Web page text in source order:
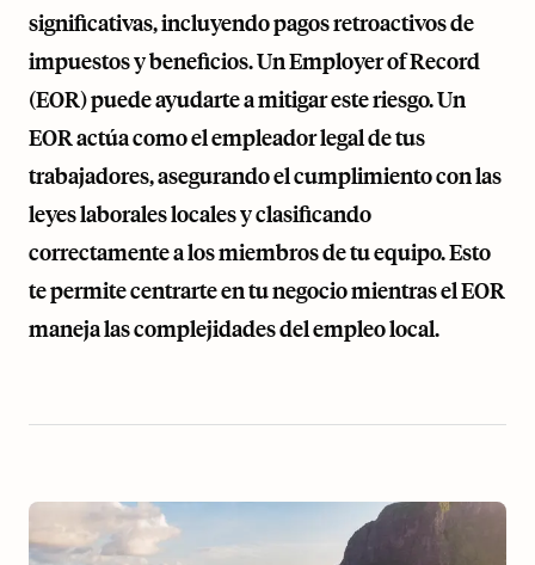
significativas, incluyendo pagos retroactivos de
impuestos y beneficios. Un Employer of Record
(EOR) puede ayudarte a mitigar este riesgo. Un
EOR actúa como el empleador legal de tus
trabajadores, asegurando el cumplimiento con las
leyes laborales locales y clasificando
correctamente a los miembros de tu equipo. Esto
te permite centrarte en tu negocio mientras el EOR
maneja las complejidades del empleo local.